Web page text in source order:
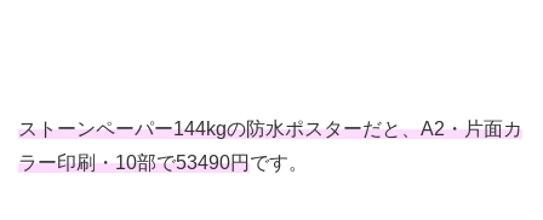
ストーンペーパー144kgの防水ポスターだと、A2・片面カ
ラー印刷・10部で53490円です。